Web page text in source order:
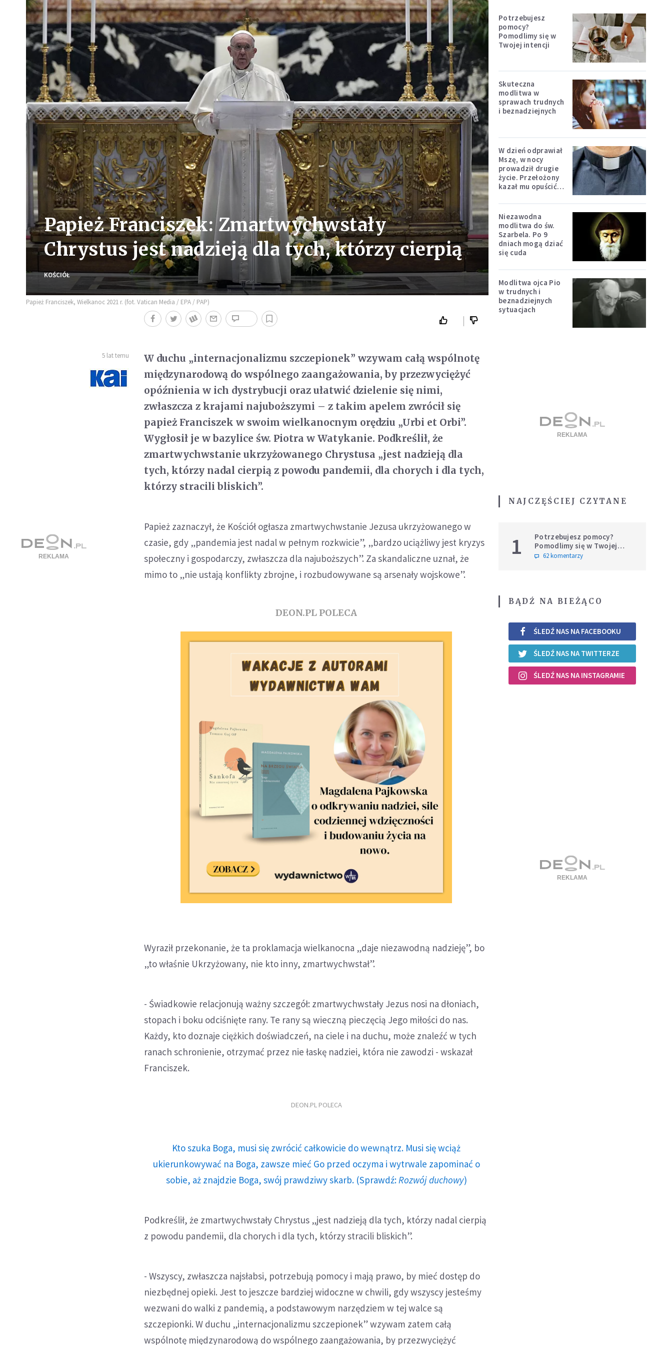
Papież Franciszek: Zmartwychwstały
Chrystus jest nadzieją dla tych, którzy cierpią
KOŚCIÓŁ
Papież Franciszek, Wielkanoc 2021 r. (fot. Vatican Media / EPA / PAP)
5 lat temu
W duchu „internacjonalizmu szczepionek” wzywam całą wspólnotę
międzynarodową do wspólnego zaangażowania, by przezwyciężyć
opóźnienia w ich dystrybucji oraz ułatwić dzielenie się nimi,
zwłaszcza z krajami najuboższymi – z takim apelem zwrócił się
papież Franciszek w swoim wielkanocnym orędziu „Urbi et Orbi”.
Wygłosił je w bazylice św. Piotra w Watykanie. Podkreślił, że
zmartwychwstanie ukrzyżowanego Chrystusa „jest nadzieją dla
tych, którzy nadal cierpią z powodu pandemii, dla chorych i dla tych,
którzy stracili bliskich”.
Papież zaznaczył, że Kościół ogłasza zmartwychwstanie Jezusa ukrzyżowanego w
czasie, gdy „pandemia jest nadal w pełnym rozkwicie”, „bardzo uciążliwy jest kryzys
społeczny i gospodarczy, zwłaszcza dla najuboższych”. Za skandaliczne uznał, że
mimo to „nie ustają konflikty zbrojne, i rozbudowywane są arsenały wojskowe”.
DEON.PL POLECA
Wyraził przekonanie, że ta proklamacja wielkanocna „daje niezawodną nadzieję”, bo
„to właśnie Ukrzyżowany, nie kto inny, zmartwychwstał”.
- Świadkowie relacjonują ważny szczegół: zmartwychwstały Jezus nosi na dłoniach,
stopach i boku odciśnięte rany. Te rany są wieczną pieczęcią Jego miłości do nas.
Każdy, kto doznaje ciężkich doświadczeń, na ciele i na duchu, może znaleźć w tych
ranach schronienie, otrzymać przez nie łaskę nadziei, która nie zawodzi - wskazał
Franciszek.
DEON.PL POLECA
Kto szuka Boga, musi się zwrócić całkowicie do wewnątrz. Musi się wciąż
ukierunkowywać na Boga, zawsze mieć Go przed oczyma i wytrwale zapominać o
sobie, aż znajdzie Boga, swój prawdziwy skarb. (Sprawdź: Rozwój duchowy)
Podkreślił, że zmartwychwstały Chrystus „jest nadzieją dla tych, którzy nadal cierpią
z powodu pandemii, dla chorych i dla tych, którzy stracili bliskich”.
- Wszyscy, zwłaszcza najsłabsi, potrzebują pomocy i mają prawo, by mieć dostęp do
niezbędnej opieki. Jest to jeszcze bardziej widoczne w chwili, gdy wszyscy jesteśmy
wezwani do walki z pandemią, a podstawowym narzędziem w tej walce są
szczepionki. W duchu „internacjonalizmu szczepionek” wzywam zatem całą
wspólnotę międzynarodową do wspólnego zaangażowania, by przezwyciężyć
Potrzebujesz
pomocy?
Pomodlimy się w
Twojej intencji
Skuteczna
modlitwa w
sprawach trudnych
i beznadziejnych
W dzień odprawiał
Mszę, w nocy
prowadził drugie
życie. Przełożony
kazał mu opuścić
Niezawodna
modlitwa do św.
Szarbela. Po 9
dniach mogą dziać
się cuda
Modlitwa ojca Pio
w trudnych i
beznadziejnych
sytuacjach
NAJCZĘŚCIEJ CZYTANE
1
Potrzebujesz pomocy?
Pomodlimy się w Twojej
intencji
62 komentarzy
BĄDŹ NA BIEŻĄCO
ŚLEDŹ NAS NA FACEBOOKU
ŚLEDŹ NAS NA TWITTERZE
ŚLEDŹ NAS NA INSTAGRAMIE